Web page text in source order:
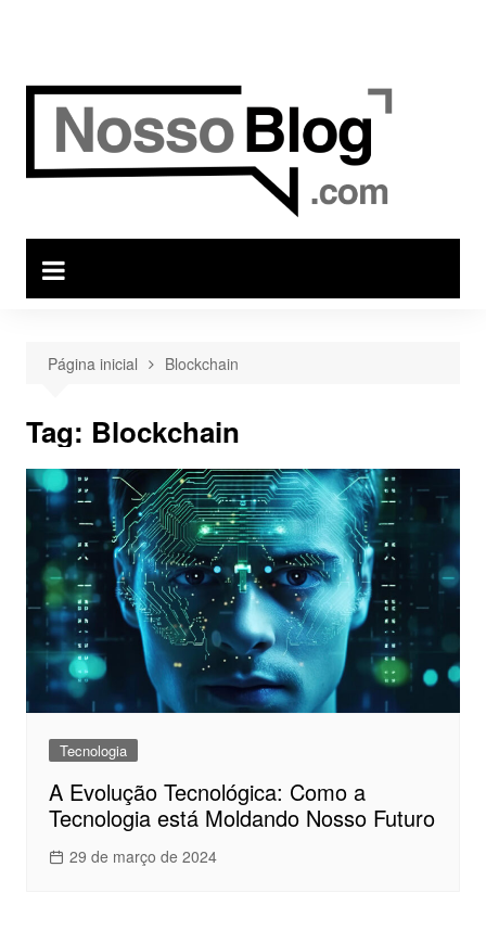
conteúdo
Página inicial Blockchain
Tag: Blockchain
Tecnologia
A Evolução Tecnológica: Como a
Tecnologia está Moldando Nosso Futuro
29 de março de 2024